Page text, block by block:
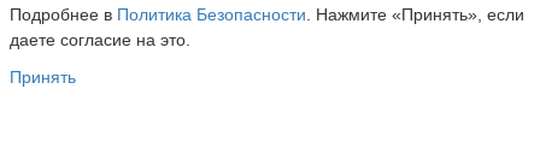
Подробнее в Политика Безопасности . Нажмите «Принять», если
даете согласие на это.
Принять